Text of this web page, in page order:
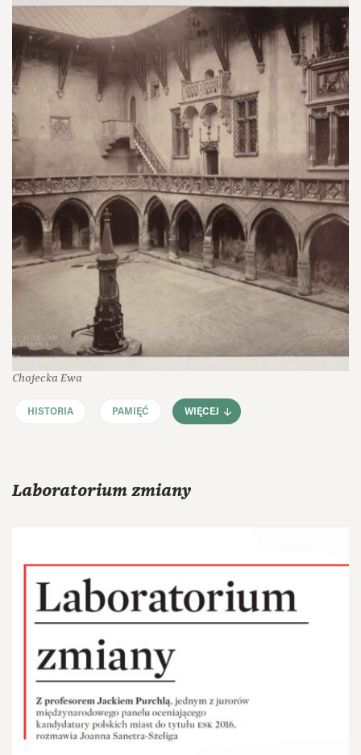
Chojecka Ewa
HISTORIA PAMIĘĆ WIĘCEJ
Laboratorium zmiany